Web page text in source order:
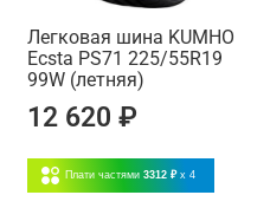
Легковая шина KUMHO
Ecsta PS71 225/55R19
99W (летняя)
12 620 ₽
Плати частями 3312 ₽ x 4